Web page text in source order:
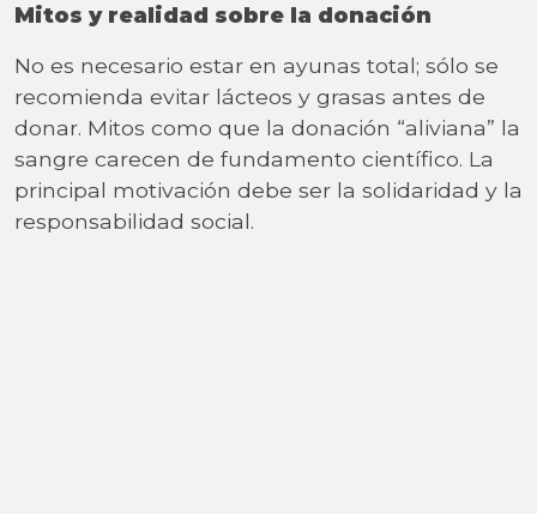
Mitos y realidad sobre la donación
No es necesario estar en ayunas total; sólo se
recomienda evitar lácteos y grasas antes de
donar. Mitos como que la donación “aliviana” la
sangre carecen de fundamento científico. La
principal motivación debe ser la solidaridad y la
responsabilidad social.